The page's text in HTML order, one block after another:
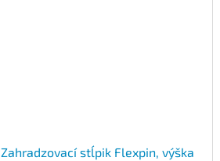
Zahradzovací stĺpik Flexpin, výška